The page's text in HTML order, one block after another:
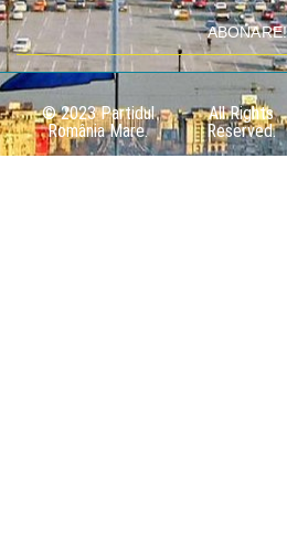
ABONARE!
© 2023 Partidul
România Mare.
All Rights
Reserved.